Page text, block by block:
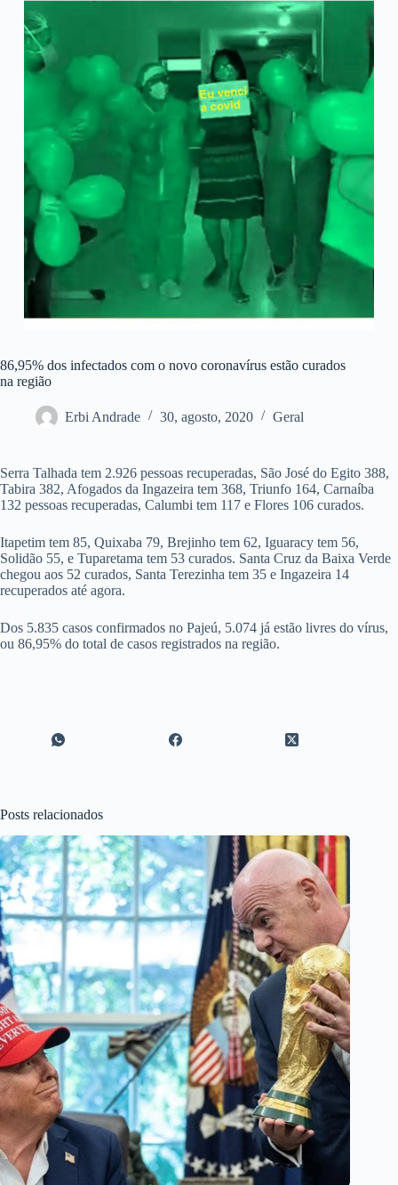
86,95% dos infectados com o novo coronavírus estão curados
na região
Erbi Andrade 30, agosto, 2020 Geral
Serra Talhada tem 2.926 pessoas recuperadas, São José do Egito 388,
Tabira 382, Afogados da Ingazeira tem 368, Triunfo 164, Carnaíba
132 pessoas recuperadas, Calumbi tem 117 e Flores 106 curados.
Itapetim tem 85, Quixaba 79, Brejinho tem 62, Iguaracy tem 56,
Solidão 55, e Tuparetama tem 53 curados. Santa Cruz da Baixa Verde
chegou aos 52 curados, Santa Terezinha tem 35 e Ingazeira 14
recuperados até agora.
Dos 5.835 casos confirmados no Pajeú, 5.074 já estão livres do vírus,
ou 86,95% do total de casos registrados na região.
Posts relacionados